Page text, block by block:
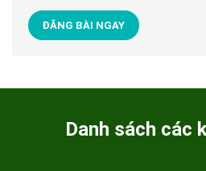
ĐĂNG BÀI NGAY
Danh sách các